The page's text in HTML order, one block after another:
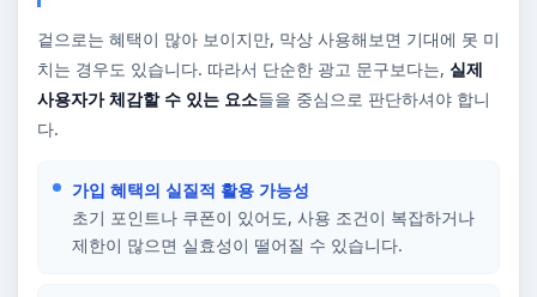
겉으로는 혜택이 많아 보이지만, 막상 사용해보면 기대에 못 미
치는 경우도 있습니다. 따라서 단순한 광고 문구보다는, 실제
사용자가 체감할 수 있는 요소들을 중심으로 판단하셔야 합니
다.
가입 혜택의 실질적 활용 가능성
초기 포인트나 쿠폰이 있어도, 사용 조건이 복잡하거나
제한이 많으면 실효성이 떨어질 수 있습니다.